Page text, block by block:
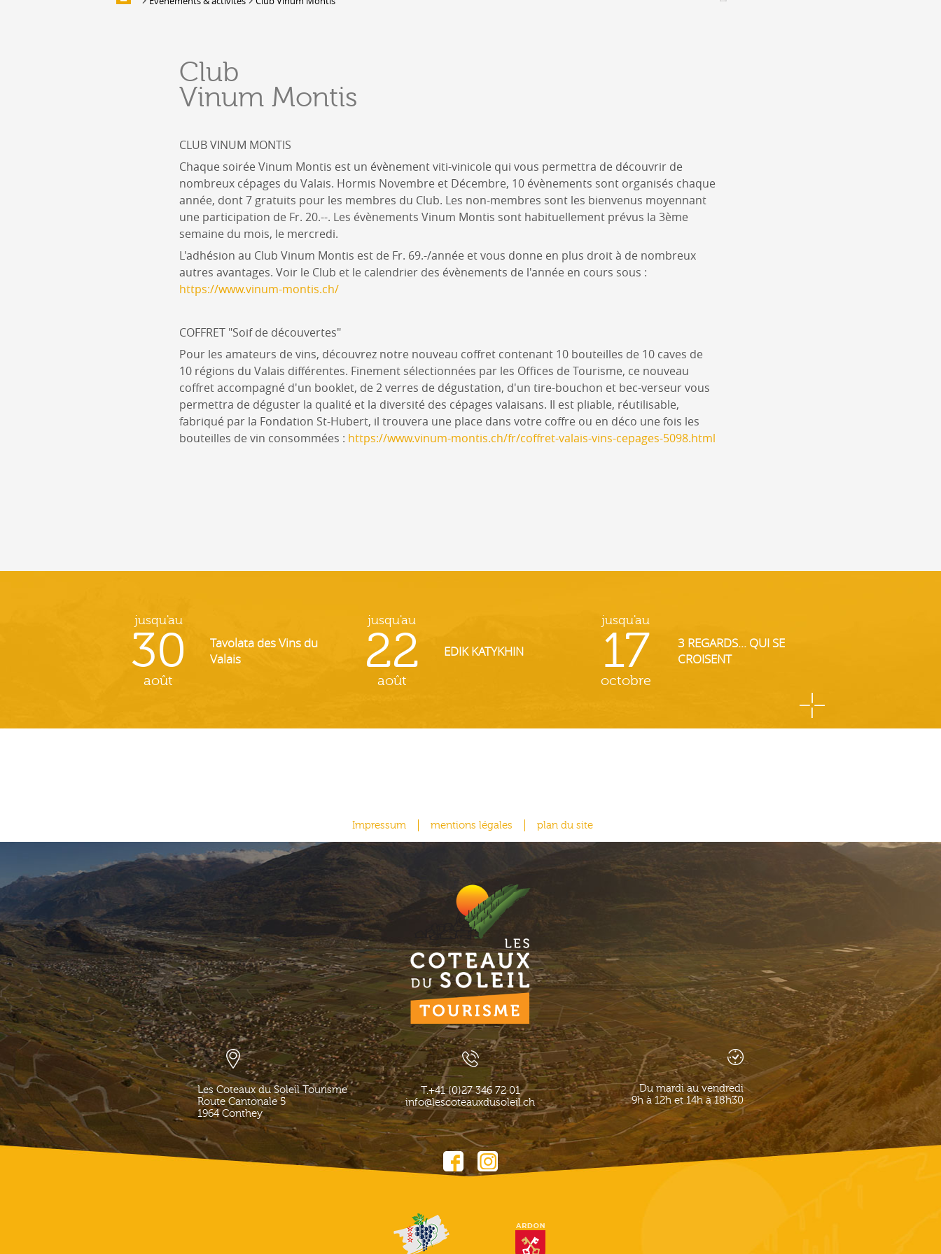
HÉBERGEMENTS &
RESTAURATION
Hébergement
Bars, Cafés, Restaurants &
Caveaux de dégustation
Hébergement
Accès
Figurer sur notre newsletter
Boîtes à idées
Club
Vinum Montis
CLUB VINUM MONTIS
Chaque soirée Vinum Montis est un évènement viti-vinicole qui vous permettra de découvrir de
nombreux cépages du Valais. Hormis Novembre et Décembre, 10 évènements sont organisés chaque
année, dont 7 gratuits pour les membres du Club. Les non-membres sont les bienvenus moyennant
une participation de Fr. 20.--. Les évènements Vinum Montis sont habituellement prévus la 3ème
semaine du mois, le mercredi.
L'adhésion au Club Vinum Montis est de Fr. 69.-/année et vous donne en plus droit à de nombreux
autres avantages. Voir le Club et le calendrier des évènements de l'année en cours sous :
https://www.vinum-montis.ch/
COFFRET "Soif de découvertes"
Pour les amateurs de vins, découvrez notre nouveau coffret contenant 10 bouteilles de 10 caves de
10 régions du Valais différentes. Finement sélectionnées par les Offices de Tourisme, ce nouveau
coffret accompagné d'un booklet, de 2 verres de dégustation, d'un tire-bouchon et bec-verseur vous
permettra de déguster la qualité et la diversité des cépages valaisans. Il est pliable, réutilisable,
fabriqué par la Fondation St-Hubert, il trouvera une place dans votre coffre ou en déco une fois les
bouteilles de vin consommées : https://www.vinum-montis.ch/fr/coffret-valais-vins-cepages-5098.html
jusqu'au
30
août
Tavolata des Vins du
Valais
jusqu'au
22
août
EDIK KATYKHIN
jusqu'au
17
octobre
3 REGARDS... QUI SE
CROISENT
Impressum mentions légales plan du site
Les Coteaux du Soleil Tourisme
Route Cantonale 5
1964 Conthey
T.+41 (0)27 346 72 01
info@lescoteauxdusoleil.ch
Du mardi au vendredi
9h à 12h et 14h à 18h30